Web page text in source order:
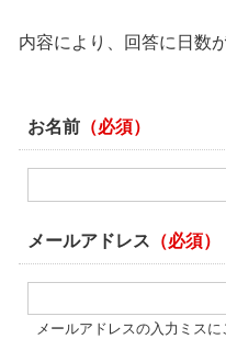
内容により、回答に日数
お名前（必須）
メールアドレス （必須）
メールアドレスの入力ミス